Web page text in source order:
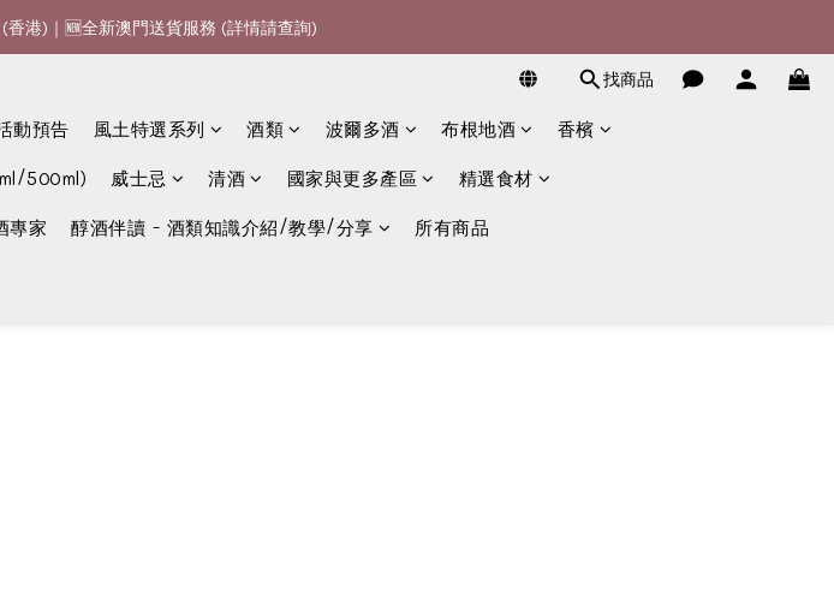
港)｜🆕全新澳門送貨服務 (詳情請查詢)
港)｜🆕全新澳門送貨服務 (詳情請查詢)
港)｜🆕全新澳門送貨服務 (詳情請查詢)
找商品
動預告 風土特選系列 酒類 波爾多酒 布根地酒 香檳
500ml) 威士忌 清酒 國家與更多產區 精選食材
專家 醇酒伴讀 - 酒類知識介紹/教學/分享 所有商品